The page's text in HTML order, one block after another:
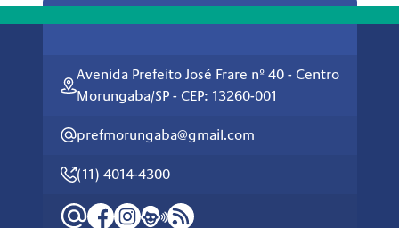
Avenida Prefeito José Frare nº 40 - Centro
Morungaba/SP - CEP: 13260-001
prefmorungaba@gmail.com
(11) 4014-4300